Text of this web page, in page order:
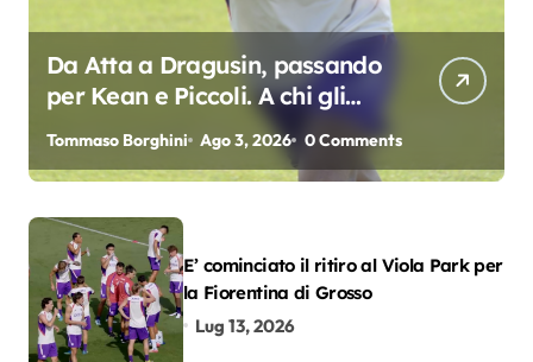
Da Atta a Dragusin, passando
per Kean e Piccoli. A chi gli
oscar del precampionato?
Tommaso Borghini Ago 3, 2026 0 Comments
E’ cominciato il ritiro al Viola Park per
la Fiorentina di Grosso
Lug 13, 2026